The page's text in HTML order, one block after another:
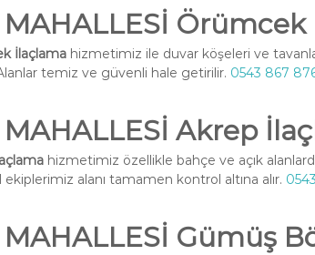
MAHALLESİ
İlaçlama hizmetimiz ile duvar köşeleri ve
temiz ve güvenli hale getirilir. 0543 867
Akrep
hizmetimiz özellikle bahçe ve açık
alanı tamamen kontrol altına alır.
Gümüş